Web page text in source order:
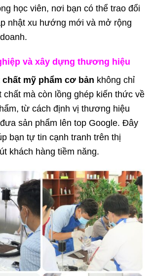
học viên, nơi bạn có thể trao đổi
nhật xu hướng mới và mở rộng
và xây dựng thương hiệu
mỹ phẩm cơ bản không chỉ
chất mà còn lồng ghép kiến thức về
từ cách định vị thương hiệu
sản phẩm lên top Google. Đây
bạn tự tin cạnh tranh trên thị
khách hàng tiềm năng.